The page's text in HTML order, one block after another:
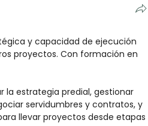
y capacidad de ejecución
proyectos. Con formación en
servidumbres y contratos, y
llevar proyectos desde etapas